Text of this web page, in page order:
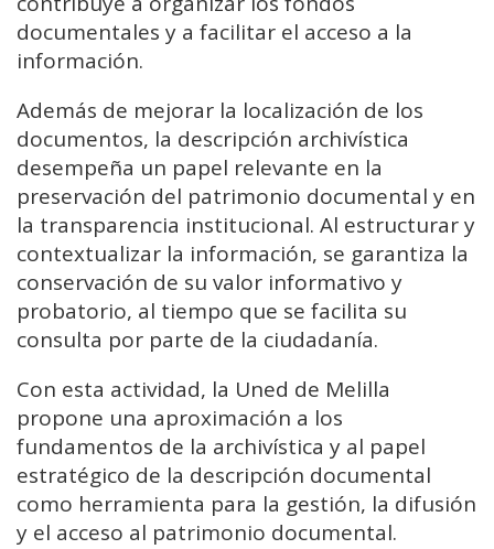
documentales y a facilitar el acceso a la
información.
Además de mejorar la localización de los
documentos, la descripción archivística
desempeña un papel relevante en la
preservación del patrimonio documental y en
la transparencia institucional. Al estructurar y
contextualizar la información, se garantiza la
conservación de su valor informativo y
probatorio, al tiempo que se facilita su
consulta por parte de la ciudadanía.
Con esta actividad, la Uned de Melilla
propone una aproximación a los
fundamentos de la archivística y al papel
estratégico de la descripción documental
como herramienta para la gestión, la difusión
y el acceso al patrimonio documental.